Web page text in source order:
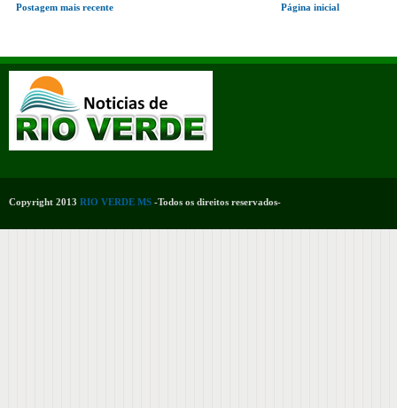
Postagem mais recente Página inicial
Copyright 2013 RIO VERDE MS -Todos os direitos reservados-